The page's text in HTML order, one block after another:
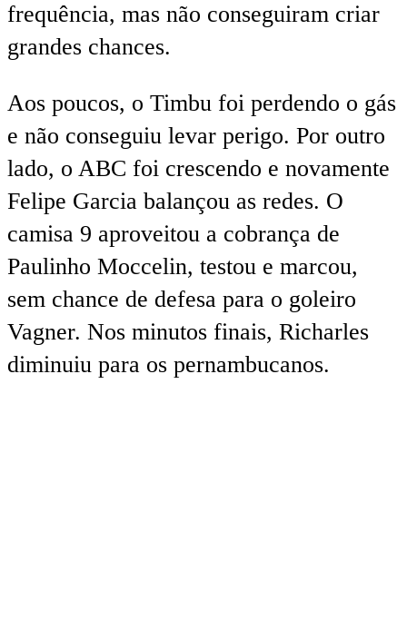
frequência, mas não conseguiram criar
grandes chances.
Aos poucos, o Timbu foi perdendo o gás
e não conseguiu levar perigo. Por outro
lado, o ABC foi crescendo e novamente
Felipe Garcia balançou as redes. O
camisa 9 aproveitou a cobrança de
Paulinho Moccelin, testou e marcou,
sem chance de defesa para o goleiro
Vagner. Nos minutos finais, Richarles
diminuiu para os pernambucanos.